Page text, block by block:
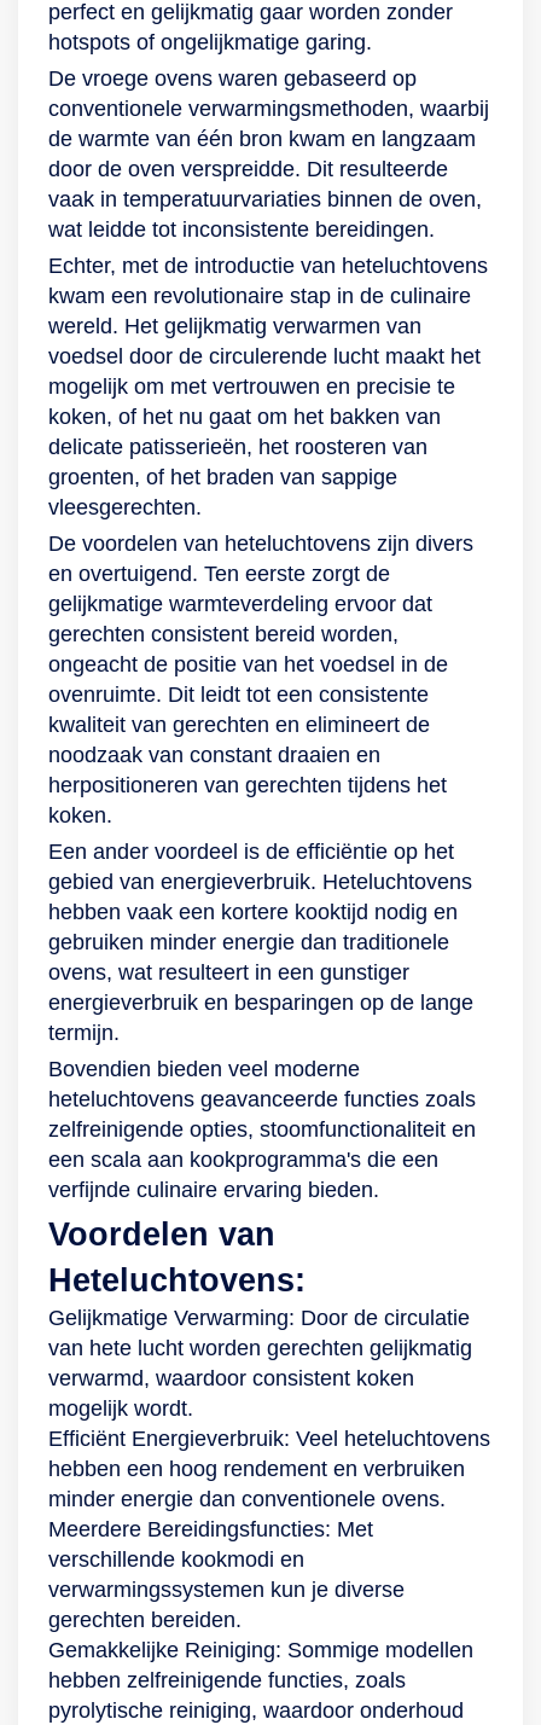
natuurlijk gewoon
de gehele oven.
Spic en span Deze
oven van Samsung
neemt je het gros
van het
schoonmaakwerk uit
handen met een
uniek katalytisch
reinigingssysteem.
Dit bestaat uit een
speciale toplaag
aan de binnenkant
die spetters en
druipend vet
absorbeert. En het
reinigt deze oven
dan maak je gebruik
stoomreinigingsfunctie,
waarmee vuil in een
half uurtje wordt
losgeweekt van de
ovenwanden. Alles
wat jij daarna hoeft
schoonvegen met
een doekje. Ruimte
voor inspiratie Met
zoveel
mogelijkheden
binnen handbereik
genoeg ruimte
nodig. Deze oven
heeft naast een
vermogen van 1.200
ook een XXL-inhoud
van 76 liter, waarin
je grote gerechten of
meerdere kleine
gerechten
moeiteloos bereidt.
Ook accessoires
mogen daarvoor niet
ontbreken, dus je
krijgt er een
van de oven wordt
gebruik gemaakt
van het
overzichtelijke 2,8''
TFT-display. Het
display is vanuit
elke hoek goed
leesbaar en
navigeert je
gemakkelijk door
alle mogelijke opties
van de bakoven. De
Siemens
Hb675Gbs1 behoort
tot de zuinige
energieklasse A+.
onderwarmte, infra-
circulatiegrill,
grootvlakgrill en een
pizzastand zit er
sowieso een functie
bij die van
toepassing is voor
jouw gerecht van de
dag. Dankzij de
kinderbeveiliging is
er daarnaast geen
reden tot
ongerustheid.
Minder poetsen,
meer bakplezier
Ben je het ook zat
schoonmaken? Dan
ben je met dit model
snel dankzij
Dat houdt in dat de
achterwand
voorzien is van een
zelfreinigende
coating die vet- en
bakresten
afbreekt. Zo houd je
meer tijd over om te
genieten van die
zelfgebakken
appeltaart of pizza.
een vintage stijl, en
past in elke keuken.
De binnenlamp en
het rookglas zorgen
voor een verfijnde
afwerking.
perfect en gelijkmatig gaar worden zonder
hotspots of ongelijkmatige garing.
De vroege ovens waren gebaseerd op
conventionele verwarmingsmethoden, waarbij
de warmte van één bron kwam en langzaam
door de oven verspreidde. Dit resulteerde
vaak in temperatuurvariaties binnen de oven,
wat leidde tot inconsistente bereidingen.
Echter, met de introductie van heteluchtovens
kwam een revolutionaire stap in de culinaire
wereld. Het gelijkmatig verwarmen van
voedsel door de circulerende lucht maakt het
mogelijk om met vertrouwen en precisie te
koken, of het nu gaat om het bakken van
delicate patisserieën, het roosteren van
groenten, of het braden van sappige
vleesgerechten.
De voordelen van heteluchtovens zijn divers
en overtuigend. Ten eerste zorgt de
gelijkmatige warmteverdeling ervoor dat
gerechten consistent bereid worden,
ongeacht de positie van het voedsel in de
ovenruimte. Dit leidt tot een consistente
kwaliteit van gerechten en elimineert de
noodzaak van constant draaien en
herpositioneren van gerechten tijdens het
koken.
Een ander voordeel is de efficiëntie op het
gebied van energieverbruik. Heteluchtovens
hebben vaak een kortere kooktijd nodig en
gebruiken minder energie dan traditionele
ovens, wat resulteert in een gunstiger
energieverbruik en besparingen op de lange
termijn.
Bovendien bieden veel moderne
heteluchtovens geavanceerde functies zoals
zelfreinigende opties, stoomfunctionaliteit en
een scala aan kookprogramma's die een
verfijnde culinaire ervaring bieden.
Voordelen van
Heteluchtovens:
Gelijkmatige Verwarming: Door de circulatie
van hete lucht worden gerechten gelijkmatig
verwarmd, waardoor consistent koken
mogelijk wordt.
Efficiënt Energieverbruik: Veel heteluchtovens
hebben een hoog rendement en verbruiken
minder energie dan conventionele ovens.
Meerdere Bereidingsfuncties: Met
verschillende kookmodi en
verwarmingssystemen kun je diverse
gerechten bereiden.
Gemakkelijke Reiniging: Sommige modellen
hebben zelfreinigende functies, zoals
pyrolytische reiniging, waardoor onderhoud